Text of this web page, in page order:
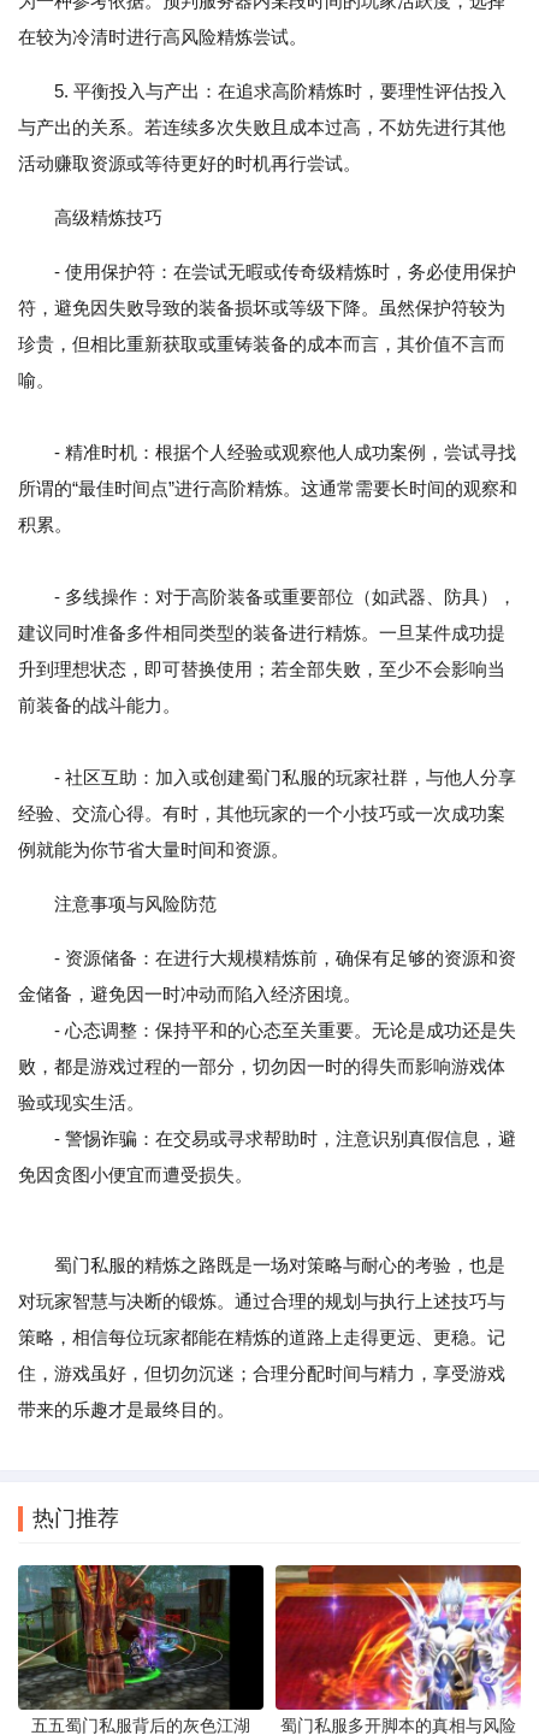
在较为冷清时进行高风险精炼尝试。
5. 平衡投入与产出：在追求高阶精炼时，要理性评估投入
与产出的关系。若连续多次失败且成本过高，不妨先进行其他
活动赚取资源或等待更好的时机再行尝试。
高级精炼技巧
- 使用保护符：在尝试无暇或传奇级精炼时，务必使用保护
符，避免因失败导致的装备损坏或等级下降。虽然保护符较为
珍贵，但相比重新获取或重铸装备的成本而言，其价值不言而
喻。
- 精准时机：根据个人经验或观察他人成功案例，尝试寻找
所谓的“最佳时间点”进行高阶精炼。这通常需要长时间的观察和
积累。
- 多线操作：对于高阶装备或重要部位（如武器、防具），
建议同时准备多件相同类型的装备进行精炼。一旦某件成功提
升到理想状态，即可替换使用；若全部失败，至少不会影响当
前装备的战斗能力。
- 社区互助：加入或创建蜀门私服的玩家社群，与他人分享
经验、交流心得。有时，其他玩家的一个小技巧或一次成功案
例就能为你节省大量时间和资源。
注意事项与风险防范
- 资源储备：在进行大规模精炼前，确保有足够的资源和资
金储备，避免因一时冲动而陷入经济困境。
- 心态调整：保持平和的心态至关重要。无论是成功还是失
败，都是游戏过程的一部分，切勿因一时的得失而影响游戏体
验或现实生活。
- 警惕诈骗：在交易或寻求帮助时，注意识别真假信息，避
免因贪图小便宜而遭受损失。
蜀门私服的精炼之路既是一场对策略与耐心的考验，也是
对玩家智慧与决断的锻炼。通过合理的规划与执行上述技巧与
策略，相信每位玩家都能在精炼的道路上走得更远、更稳。记
住，游戏虽好，但切勿沉迷；合理分配时间与精力，享受游戏
带来的乐趣才是最终目的。
热门推荐
五五蜀门私服背后的灰色江湖 蜀门私服多开脚本的真相与风险